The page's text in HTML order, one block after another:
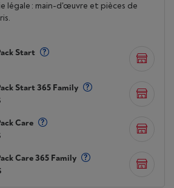
légale : main-d'œuvre et pièces de
Start
Start 365 Family
Care
Care 365 Family